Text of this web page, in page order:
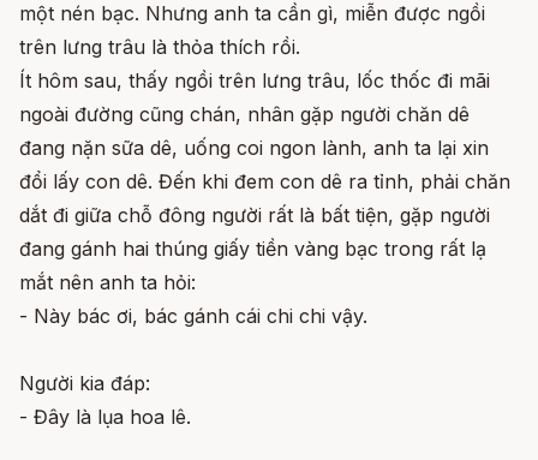
một nén bạc. Nhưng anh ta cần gì, miễn được ngồi
trên lưng trâu là thỏa thích rồi.
Ít hôm sau, thấy ngồi trên lưng trâu, lốc thốc đi mãi
ngoài đường cũng chán, nhân gặp người chăn dê
đang nặn sữa dê, uống coi ngon lành, anh ta lại xin
đổi lấy con dê. Đến khi đem con dê ra tỉnh, phải chăn
dắt đi giữa chỗ đông người rất là bất tiện, gặp người
đang gánh hai thúng giấy tiền vàng bạc trong rất lạ
mắt nên anh ta hỏi:
- Này bác ơi, bác gánh cái chi chi vậy.
Người kia đáp:
- Đây là lụa hoa lê.